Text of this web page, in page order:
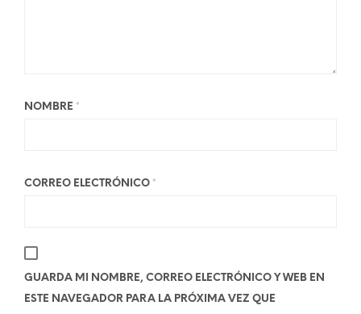
NOMBRE *
CORREO ELECTRÓNICO *
GUARDA MI NOMBRE, CORREO ELECTRÓNICO Y WEB EN
ESTE NAVEGADOR PARA LA PRÓXIMA VEZ QUE